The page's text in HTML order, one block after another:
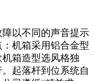
以不同的声音提示
机箱采用铝合金型
箱造型选风格独
起落杆到位系统自